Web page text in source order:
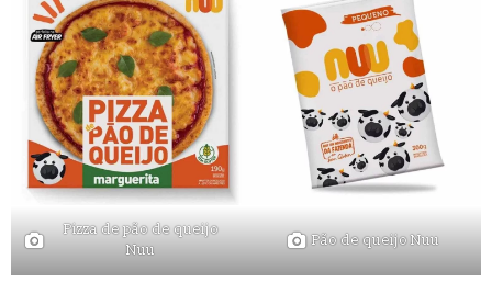
Pizza de pão de queijo
Nuu
Pão de queijo Nuu